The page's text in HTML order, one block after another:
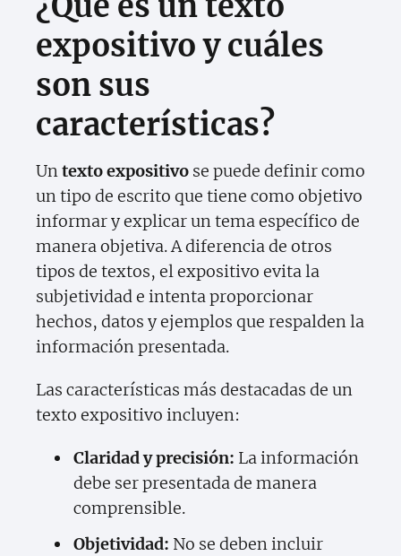
expositivo y cuáles
son sus
características?
Untexto expositivo se puede definir como
un tipo de escrito que tiene como objetivo
informar y explicar un tema específico de
manera objetiva. A diferencia de otros
tipos de textos, el expositivo evita la
subjetividad e intenta proporcionar
hechos, datos y ejemplos que respalden la
información presentada.
Las características más destacadas de un
texto expositivo incluyen:
Claridad y precisión: La información
debe ser presentada de manera
comprensible.
Objetividad: No se deben incluir